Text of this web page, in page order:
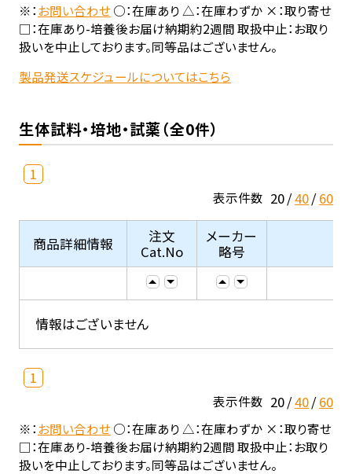
※：お問い合わせ○：在庫あり △：在庫わずか ×：取り寄せ
□：在庫あり-培養後お届け納期約2週間 取扱中止：お取り
扱いを中止しております。同等品はございません。
製品発送スケジュールについてはこちら
生体試料・培地・試薬（全0件）
1
表示件数 20 40 60
商品詳細情報
注文
Cat.No
メーカー
略号
情報はございません
1
表示件数 20 40 60
※：お問い合わせ○：在庫あり △：在庫わずか ×：取り寄せ
□：在庫あり-培養後お届け納期約2週間 取扱中止：お取り
扱いを中止しております。同等品はございません。